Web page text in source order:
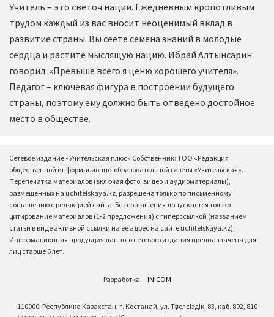
Учитель – это светоч нации. Ежедневным кропотливым
трудом каждый из вас вносит неоценимый вклад в
развитие страны. Вы сеете семена знаний в молодые
сердца и растите мыслящую нацию. Ибрай Алтынсарин
говорил: «Превыше всего я ценю хорошего учителя».
Педагог – ключевая фигура в построении будущего
страны, поэтому ему должно быть отведено достойное
место в обществе.
Сетевое издание «Учительская плюс» Собственник: ТОО «Редакция
общественной информационно-образовательной газеты «Учительская».
Перепечатка материалов (включая фото, видео и аудиоматериалы),
размещенных на uchitelskaya.kz, разрешена только по письменному
соглашению с редакцией сайта. Без соглашения допускается только
цитирование материалов (1-2 предложения) с гиперссылкой (названием
статьи в виде активной ссылки на ее адрес на сайте uchitelskaya.kz).
Информационная продукция данного сетевого издания предназначена для
лиц старше 6 лет.
Разработка —INICOM
110000, Республика Казахстан, г. Костанай, ул. Тәуелсіздік, 83, каб. 802, 810